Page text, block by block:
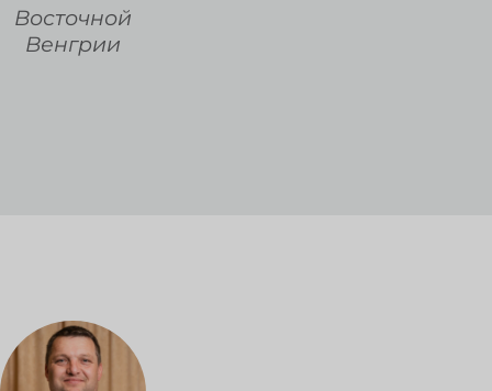
Восточной
Венгрии